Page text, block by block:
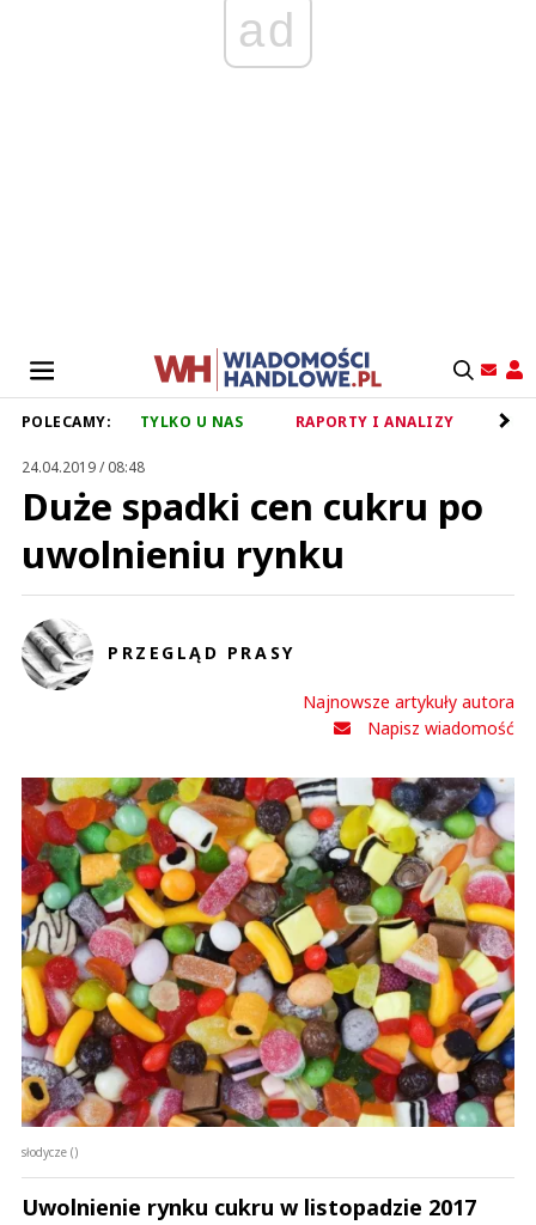
ad
POLECAMY: TYLKO U NAS RAPORTY I ANALIZY
24.04.2019 / 08:48
Duże spadki cen cukru po
uwolnieniu rynku
PRZEGLĄD PRASY
Najnowsze artykuły autora
Napisz wiadomość
słodycze ()
Uwolnienie rynku cukru w listopadzie 2017